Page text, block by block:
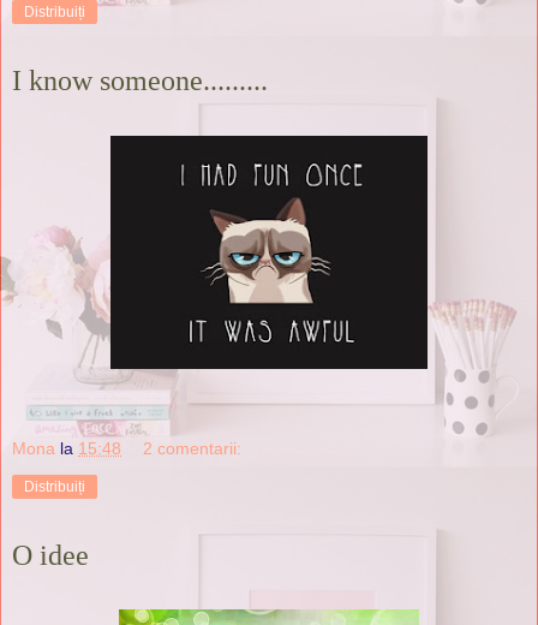
Distribuiți
I know someone.........
Mona la 15:48 2 comentarii:
Distribuiți
O idee